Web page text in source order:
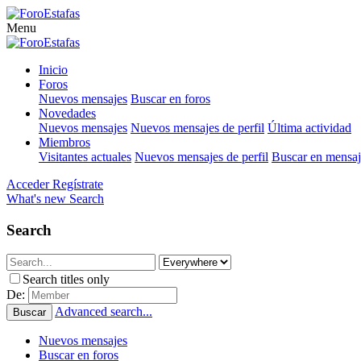
Menu
Inicio
Foros
Nuevos mensajes Buscar en foros
Novedades
Nuevos mensajes Nuevos mensajes de perfil Última actividad
Miembros
Visitantes actuales Nuevos mensajes de perfil Buscar en
Acceder Regístrate
What's new Search
Search
Search titles only
De:
Buscar Advanced search...
Nuevos mensajes
Buscar en foros